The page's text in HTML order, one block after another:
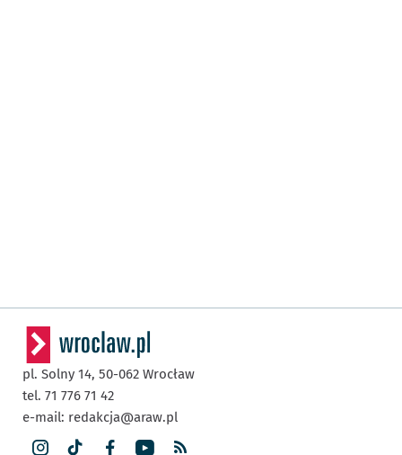
pl. Solny 14, 50-062 Wrocław
tel. 71 776 71 42
e-mail: redakcja@araw.pl